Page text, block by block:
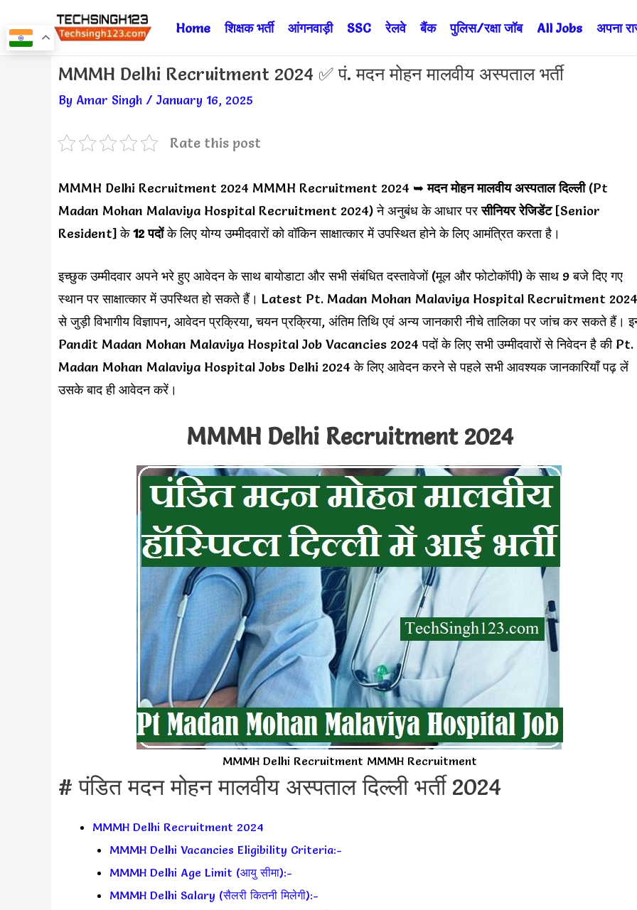
to
Home शिक्षक भर्ती आंगनवाड़ी SSC रेलवे बैंक पुलिस/रक्षा जॉब All Jobs अपना
MMMH Delhi Recruitment 2024 ✅ पं. मदन मोहन मालवीय अस्पताल भर्ती
By Amar Singh / January 16, 2025
Rate this post
MMMH Delhi Recruitment 2024 MMMH Recruitment 2024 ➥मदन मोहन मालवीय अस्पताल दिल्ली (Pt
Madan Mohan Malaviya Hospital Recruitment 2024) ने अनुबंध के आधार परसीनियर रेजिडेंट[Senior
Resident] के12 पदोंके लिए योग्य उम्मीदवारों को वॉकिन साक्षात्कार में उपस्थित होने के लिए आमंत्रित करता है।
इच्छुक उम्मीदवार अपने भरे हुए आवेदन के साथ बायोडाटा और सभी संबंधित दस्तावेजों (मूल और फोटोकॉपी) के साथ 9 बजे दिए गए
स्थान पर साक्षात्कार में उपस्थित हो सकते हैं। Latest Pt. Madan Mohan Malaviya Hospital Recruitment 2024
से जुड़ी विभागीय विज्ञापन, आवेदन प्रक्रिया, चयन प्रक्रिया, अंतिम तिथि एवं अन्य जानकारी नीचे तालिका पर जांच कर सकते हैं।
Pandit Madan Mohan Malaviya Hospital Job Vacancies 2024 पदों के लिए सभी उम्मीदवारों से निवेदन है की Pt.
Madan Mohan Malaviya Hospital Jobs Delhi 2024 के लिए आवेदन करने से पहले सभी आवश्यक जानकारियाँ पढ़ लें
उसके बाद ही आवेदन करें।
MMMH Delhi Recruitment 2024
MMMH Delhi Recruitment MMMH Recruitment
# पंडित मदन मोहन मालवीय अस्पताल दिल्ली भर्ती 2024
MMMH Delhi Recruitment 2024
MMMH Delhi Vacancies Eligibility Criteria:-
MMMH Delhi Age Limit (आयु सीमा):-
MMMH Delhi Salary (सैलरी कितनी मिलेगी):-
Post